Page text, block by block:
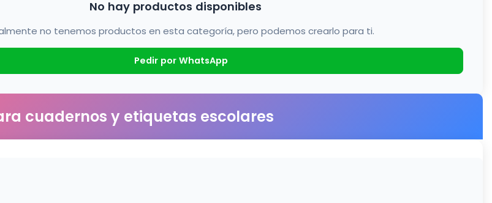
No hay productos disponibles
no tenemos productos en esta categoría, pero podemos crearlo para ti.
Pedir por WhatsApp
cuadernos y etiquetas escolares